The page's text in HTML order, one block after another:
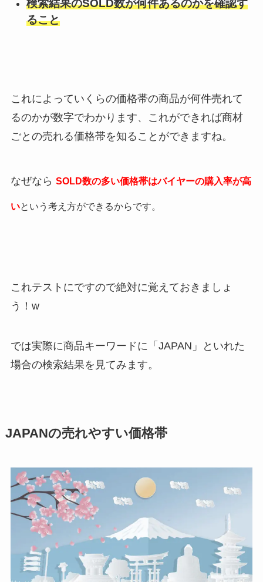
検索結果のSOLD数が何件あるのかを確認す
ること
これによっていくらの価格帯の商品が何件売れて
るのかが数字でわかります、これができれば商材
ごとの売れる価格帯を知ることができますね。
なぜなら SOLD数の多い価格帯はバイヤーの購入率が高
いという考え方ができるからです。
これテストにですので絶対に覚えておきましょ
う！w
では実際に商品キーワードに「JAPAN」といれた
場合の検索結果を見てみます。
JAPANの売れやすい価格帯